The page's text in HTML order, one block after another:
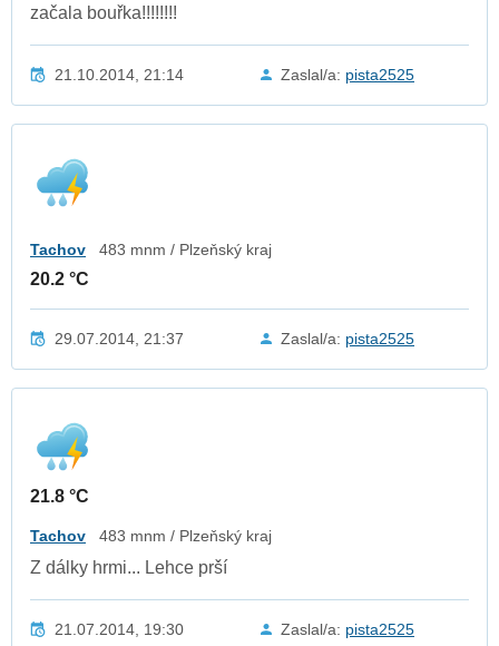
začala bouřka!!!!!!!!
21.10.2014, 21:14 Zaslal/a: pista2525
Tachov 483 mnm / Plzeňský kraj
20.2 °C
29.07.2014, 21:37 Zaslal/a: pista2525
21.8 °C
Tachov 483 mnm / Plzeňský kraj
Z dálky hrmi... Lehce prší
21.07.2014, 19:30 Zaslal/a: pista2525